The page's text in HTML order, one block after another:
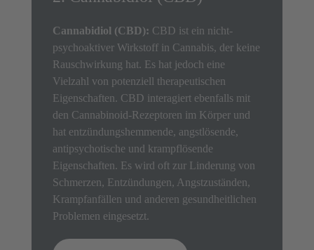
Cannabidiol (CBD): CBD ist ein nicht-
psychoaktiver Wirkstoff in Cannabis, der keine
Rauschwirkung hat. Es hat jedoch eine
Vielzahl von potenziell therapeutischen
Eigenschaften. CBD interagiert ebenfalls mit
den Cannabinoid-Rezeptoren im Körper und
hat entzündungshemmende, angstlösende,
antipsychotische und krampflösende
Eigenschaften. Es wird oft zur Linderung von
Schmerzen, Entzündungen, Angstzuständen,
Krampfanfällen und anderen gesundheitlichen
Problemen eingesetzt.